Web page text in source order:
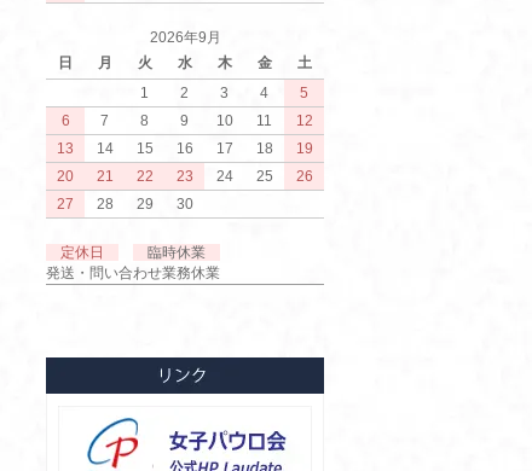
2026年9月
日
月 火 水 木 金
土
1
2 3 4
5
6
7 8 9 10 11
12
13
14 15 16 17 18
19
20
21 22 23 24 25
26
27
28 29 30
定休日
臨時休業
発送・問い合わせ業務休業